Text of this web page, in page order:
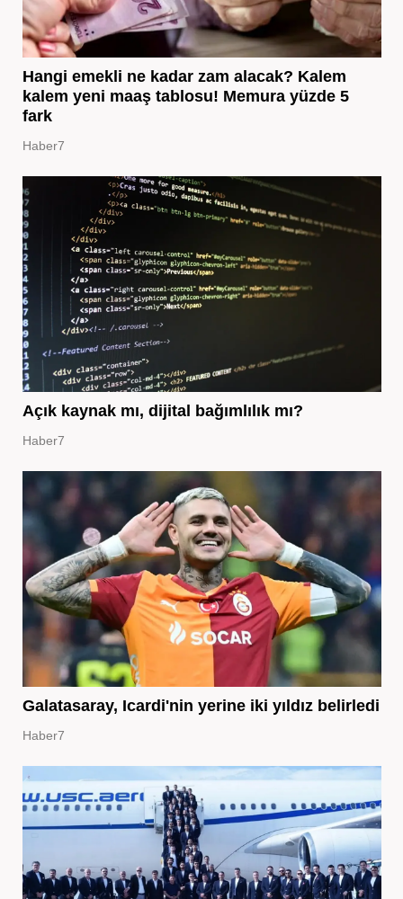
Hangi emekli ne kadar zam alacak? Kalem
kalem yeni maaş tablosu! Memura yüzde 5
fark
Haber7
Açık kaynak mı, dijital bağımlılık mı?
Haber7
Galatasaray, Icardi'nin yerine iki yıldız belirledi
Haber7